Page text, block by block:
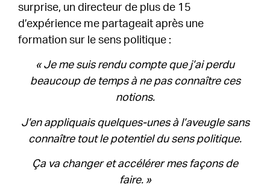
surprise, un directeur de plus de 15
d’expérience me partageait après une
formation sur le sens politique :
« Je me suis rendu compte que j’ai perdu
beaucoup de temps à ne pas connaître ces
notions.
J’en appliquais quelques-unes à l’aveugle sans
connaître tout le potentiel du sens politique.
Ça va changer et accélérer mes façons de
faire. »